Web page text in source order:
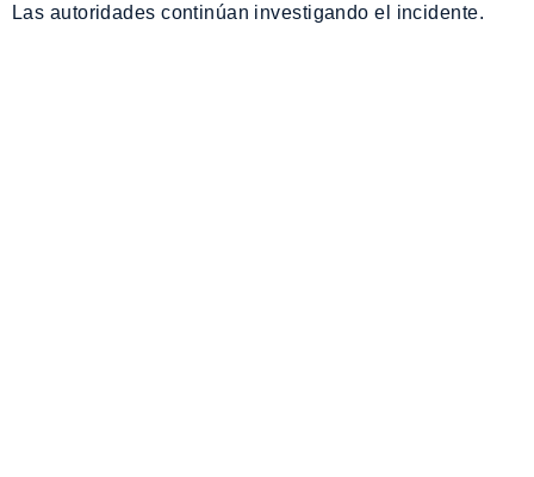
Las autoridades continúan investigando el incidente.